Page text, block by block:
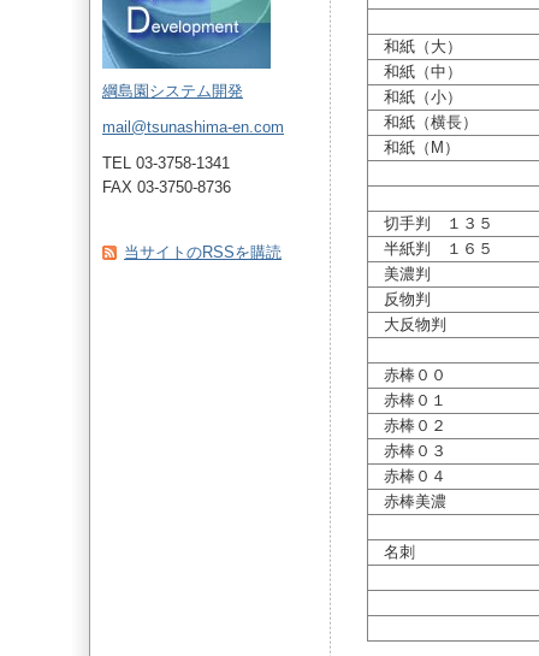
和紙（大）
和紙（中）
和紙（小）
和紙（横長）
和紙（M）
切手判 １３５
半紙判 １６５
美濃判
反物判
大反物判
赤棒００
赤棒０１
赤棒０２
赤棒０３
赤棒０４
赤棒美濃
名刺
綱島園システム開発
mail@tsunashima-en.com
TEL 03-3758-1341
FAX 03-3750-8736
当サイトのRSSを購読